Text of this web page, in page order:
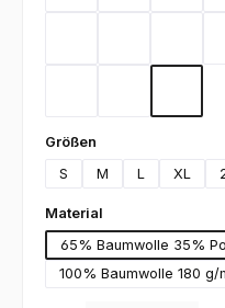
Größen
S
M L XL
Material
65% Baumwolle 35%
100% Baumwolle 180 g/